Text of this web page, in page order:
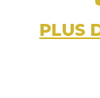
PLUS